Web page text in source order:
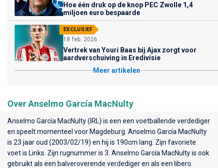
Hoe één druk op de knop PEC Zwolle 1,4
miljoen euro bespaarde
EXCLUSIEF
18 feb. 2026
Vertrek van Youri Baas bij Ajax zorgt voor
aardverschuiving in Eredivisie
Meer artikelen
Over Anselmo García MacNulty
Anselmo García MacNulty (IRL) is een een voetballende verdediger
en speelt momenteel voor Magdeburg . Anselmo García MacNulty
is 23 jaar oud (2003/02/19) en hij is 190cm lang. Zijn favoriete
voet is Links. Zijn rugnummer is 3. Anselmo García MacNulty is ook
gebruikt als een balveroverende verdediger en als een libero.